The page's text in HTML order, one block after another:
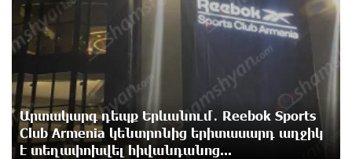
Ադրբեջանցիների բնակեցումը Հայաստանում լուրջ
վտանգներ է պարունակում. Ավետիք Չալաբյան
13 ժամ առաջ
«Հայաքվե»-ի հայտարարությունից հետո WCC-ն
արձագանքել է Հայ Եկեղեցու շուրջ ստեղծված
իրավիճակին
13 ժամ առաջ
Արտակարգ դեպք Երևանում․ Reebok Sports
Club Armenia կենտրոնից երիտասարդ աղջիկ
է տեղափոխվել հիվանդանոց...